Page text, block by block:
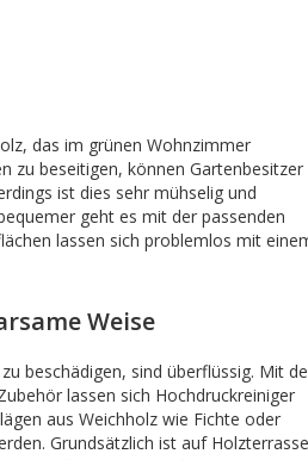
das im grünen Wohnzimmer
zu beseitigen, können Gartenbesitzer
ist dies sehr mühselig und
geht es mit der passenden
lassen sich problemlos mit
Weise
beschädigen, sind überflüssig. Mit
lassen sich Hochdruckreiniger
aus Weichholz wie Fichte oder
Grundsätzlich ist auf